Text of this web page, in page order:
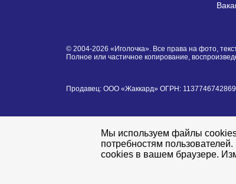
© 2004-2026 «Иголочка». Все права на фото,
Полное или частичное копирование,
Продавец: ООО «Жаккард» ОГРН: 1137746742869
Мы используем файлы cookies
потребностям
cookies в вашем браузере.